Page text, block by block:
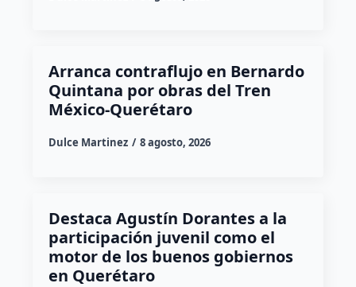
Arranca contraflujo en Bernardo
Quintana por obras del Tren
México-Querétaro
Dulce Martinez 8 agosto, 2026
Destaca Agustín Dorantes a la
participación juvenil como el
motor de los buenos gobiernos
en Querétaro